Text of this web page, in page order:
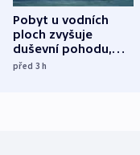
Pobyt u vodních
ploch zvyšuje
duševní pohodu,
ukázala
před 3h